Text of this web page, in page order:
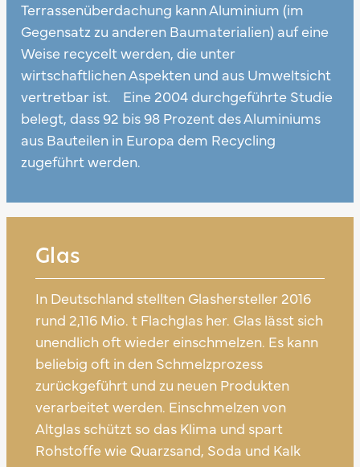
Terrassenüberdachung kann Aluminium (im
Gegensatz zu anderen Baumaterialien) auf eine
Weise recycelt werden, die unter
wirtschaftlichen Aspekten und aus Umweltsicht
vertretbar ist. Eine 2004 durchgeführte Studie
belegt, dass 92 bis 98 Prozent des Aluminiums
aus Bauteilen in Europa dem Recycling
zugeführt werden.
Glas
In Deutschland stellten Glashersteller 2016
rund 2,116 Mio. t Flachglas her. Glas lässt sich
unendlich oft wieder einschmelzen. Es kann
beliebig oft in den Schmelzprozess
zurückgeführt und zu neuen Produkten
verarbeitet werden. Einschmelzen von
Altglas schützt so das Klima und spart
Rohstoffe wie Quarzsand, Soda und Kalk